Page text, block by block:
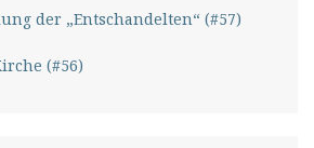
der „Entschandelten“ (#57)
(#56)